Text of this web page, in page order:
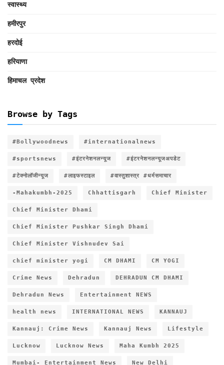
स्वास्थ्य
हमीरपुर
हरदोई
हरियाणा
हिमाचल प्रदेश
Browse by Tags
#Bollywoodnews #internationalnews
#sportsnews #इंटरनेशनलन्यूज #इंटरनेशनलन्यूजअपडेट
#टेक्नोलॉजीन्यूज #लाइफस्टाइल #वास्तुशास्त्र #धर्मसमाचार
-Mahakumbh-2025 Chhattisgarh Chief Minister
Chief Minister Dhami
Chief Minister Pushkar Singh Dhami
Chief Minister Vishnudev Sai
chief minister yogi CM DHAMI CM YOGI
Crime News Dehradun DEHRADUN CM DHAMI
Dehradun News Entertainment NEWS
health news INTERNATIONAL NEWS KANNAUJ
Kannauj: Crime News Kannauj News Lifestyle
Lucknow Lucknow News Maha Kumbh 2025
Mumbai- Entertainment News New Delhi